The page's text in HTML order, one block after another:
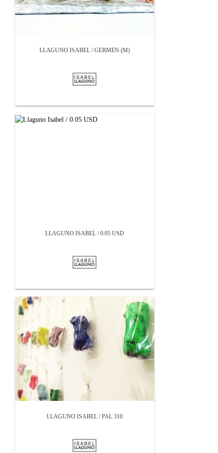
LLAGUNO ISABEL / GERMEN (M)
LLAGUNO ISABEL / 0.05 USD
LLAGUNO ISABEL / PAL 310